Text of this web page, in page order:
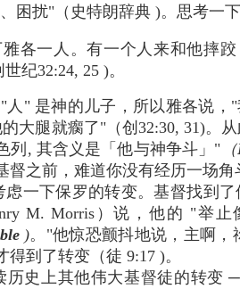
困扰"（史特朗辞典 )。思考一
各一人。有一个人来和他摔
纪32:24, 25 )。
人" 是神的儿子，所以雅各说
大腿就瘸了"（创32:30, 31)。
列, 其含义是「他与神争斗」" （
督之前，难道你没有经历一场角
虑一下保罗的转变。基督找到
M. Morris）说，他的 "举
)。"他惊恐颤抖地说，主啊，
到了转变（徒 9:17 )。
历史上其他伟大基督徒的转变